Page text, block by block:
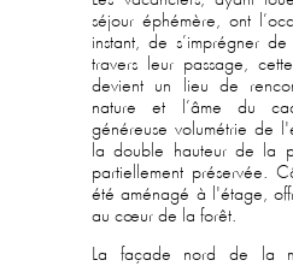
séjour éphémère, ont
instant, de s’imprégner
travers leur passage,
devient un lieu de
nature et l’âme du
généreuse volumétrie de
la double hauteur de la
partiellement préservée.
été aménagé à l'étage,
au cœur de la forêt.
La façade nord de la